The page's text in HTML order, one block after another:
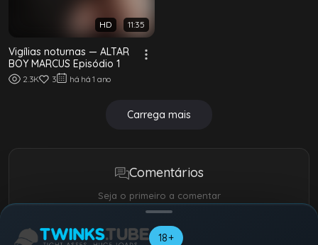
18+
HD 11:35
Vigílias noturnas — ALTAR
BOY MARCUS Episódio 1
2.3K 3 há há 1 ano
Carrega mais
Comentários
Seja o primeiro a comentar